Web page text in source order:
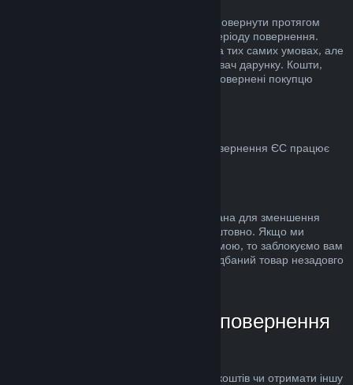
Кошти за невикористані дарунки можна повернути протягом
стандартного 14-денного/2-годинного періоду повернення.
Використані дарунки можна повернути на тих самих умовах, але
ініціатором повернення має бути отримувач дарунку. Кошти,
використані для купівлі дарунку, будуть повернені покупцю
Для пояснення, яким чином право на повернення ЄС працює
Можливість повернення коштів була додана для зменшення
ризиків, а не як спосіб грати в ігри безкоштовно. Якщо ми
помітимо, що ви зловживаєте цією системою, то заблокуємо вам
доступ до неї. Повернення коштів за придбаний товар незадовго
Як надіслати запит на повернення
Ви можете подати запит на повернення коштів чи отримати іншу